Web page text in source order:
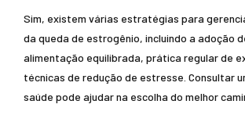
Sim, existem várias estratégias para
da queda de estrogênio, incluindo a adoção
alimentação equilibrada, prática regular de
técnicas de redução de estresse. Consultar
saúde pode ajudar na escolha do melhor